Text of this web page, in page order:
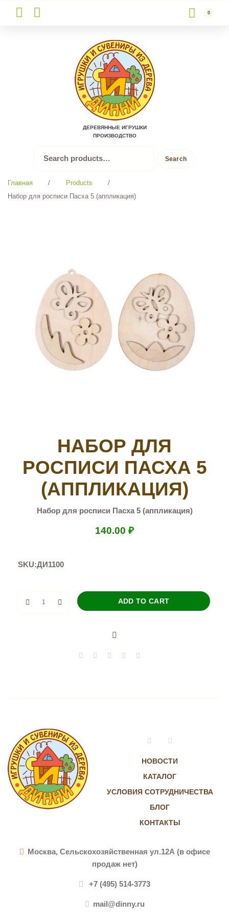
to
content
0
ДЕРЕВЯННЫЕ ИГРУШКИ
ПРОИЗВОДСТВО
for:
Search
Главная / Products
/
Набор для росписи Пасха 5 (аппликация)
НАБОР ДЛЯ
РОСПИСИ ПАСХА 5
(АППЛИКАЦИЯ)
Набор для росписи Пасха 5 (аппликация)
140.00 ₽
SKU:ДИ1100
ADD TO CART
НОВОСТИ
КАТАЛОГ
УСЛОВИЯ СОТРУДНИЧЕСТВА
БЛОГ
КОНТАКТЫ
VkontakteInstagram
Москва, Сельскохозяйственная ул.12А (в офисе
продаж нет)
+7 (495) 514-3773
mail@dinny.ru